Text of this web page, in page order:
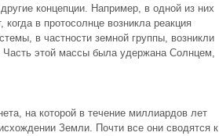
концепции. Например, в одной из них
в протосолнце возникла реакция
в частности земной группы, возникли
этой массы была удержана Солнцем,
на которой в течение миллиардов лет
Земли. Почти все они сводятся к